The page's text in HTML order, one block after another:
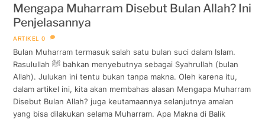
Mengapa Muharram Disebut Bulan Allah? Ini
Penjelasannya
ARTIKEL 0
Bulan Muharram termasuk salah satu bulan suci dalam Islam.
Rasulullah ﷺ bahkan menyebutnya sebagai Syahrullah (bulan
Allah). Julukan ini tentu bukan tanpa makna. Oleh karena itu,
dalam artikel ini, kita akan membahas alasan Mengapa Muharram
Disebut Bulan Allah? juga keutamaannya selanjutnya amalan
yang bisa dilakukan selama Muharram. Apa Makna di Balik